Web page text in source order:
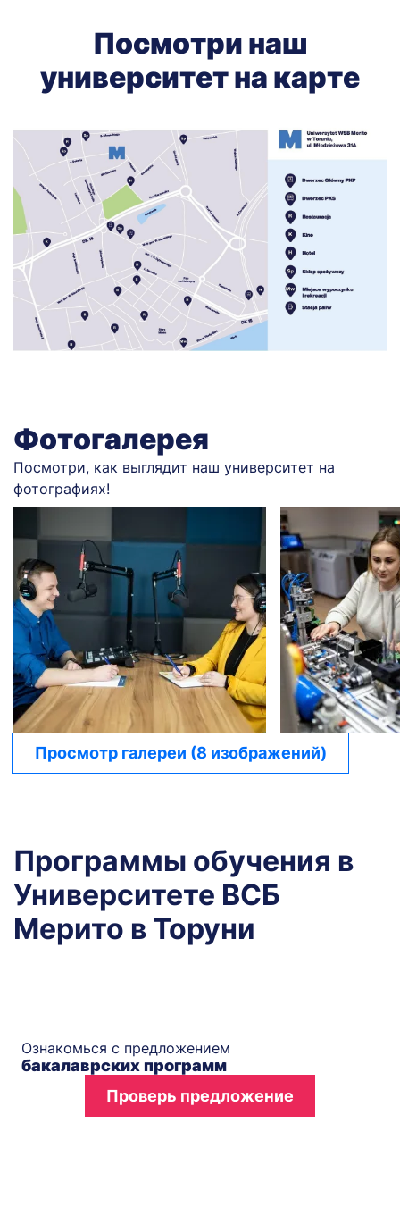
Посмотри наш
университет на карте
Фотогалерея
Посмотри, как выглядит наш университет на
фотографиях!
Просмотр галереи (8 изображений)
Программы обучения в
Университете ВСБ
Мерито в Торуни
Ознакомься с предложением
бакалаврских программ
Проверь предложение